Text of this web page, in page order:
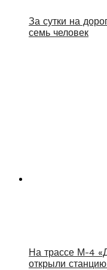
За сутки на
семь человек
На трассе М-4
открыли